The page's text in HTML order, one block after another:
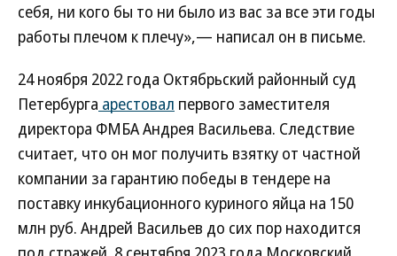
себя, ни кого бы то ни было из вас за все эти годы
работы плечом к плечу»,— написал он в письме.
24 ноября 2022 года Октябрьский районный суд
Петербурга арестовал первого заместителя
директора ФМБА Андрея Васильева. Следствие
считает, что он мог получить взятку от частной
компании за гарантию победы в тендере на
поставку инкубационного куриного яйца на 150
млн руб. Андрей Васильев до сих пор находится